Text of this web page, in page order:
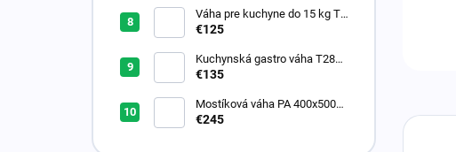
Váha pre kuchyne do 15 kg T-
Scale T28 dual
€125
Kuchynská gastro váha T28
Dual do 6 kg
€135
Mostíková váha PA 400x500
do 30/60 kg
€245